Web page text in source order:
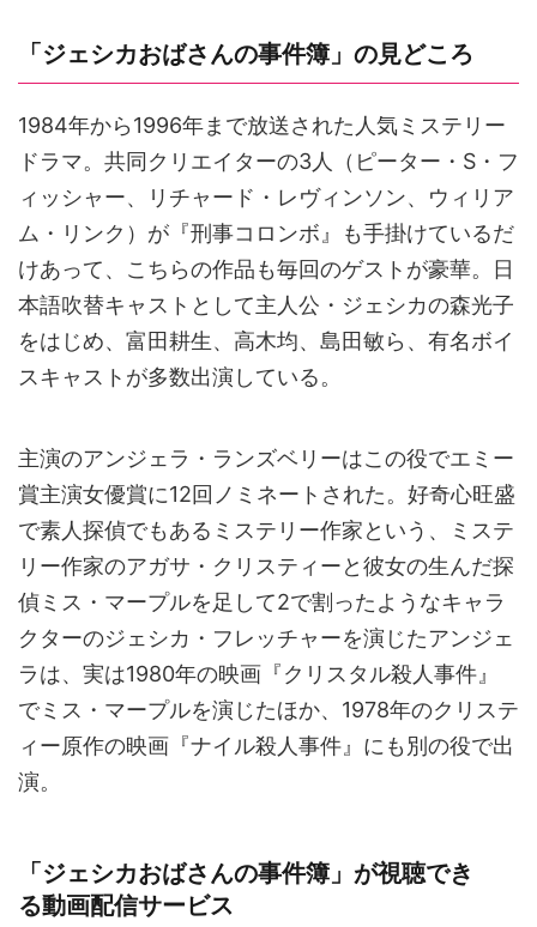
「ジェシカおばさんの事件簿」の見どころ
1984年から1996年まで放送された人気ミステリー
ドラマ。共同クリエイターの3人（ピーター・S・フ
ィッシャー、リチャード・レヴィンソン、ウィリア
ム・リンク）が『刑事コロンボ』も手掛けているだ
けあって、こちらの作品も毎回のゲストが豪華。日
本語吹替キャストとして主人公・ジェシカの森光子
をはじめ、富田耕生、高木均、島田敏ら、有名ボイ
スキャストが多数出演している。
主演のアンジェラ・ランズベリーはこの役でエミー
賞主演女優賞に12回ノミネートされた。好奇心旺盛
で素人探偵でもあるミステリー作家という、ミステ
リー作家のアガサ・クリスティーと彼女の生んだ探
偵ミス・マープルを足して2で割ったようなキャラ
クターのジェシカ・フレッチャーを演じたアンジェ
ラは、実は1980年の映画『クリスタル殺人事件』
でミス・マープルを演じたほか、1978年のクリステ
ィー原作の映画『ナイル殺人事件』にも別の役で出
演。
「ジェシカおばさんの事件簿」が視聴でき
る動画配信サービス